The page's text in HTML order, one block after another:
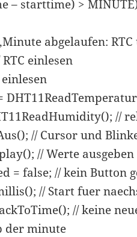
– starttime) >
abgelaufen:
RTC einlesen
//
// Cursor und
// Werte ausgeben
= false; // kein Button
// Start fuer
// keine
der minute